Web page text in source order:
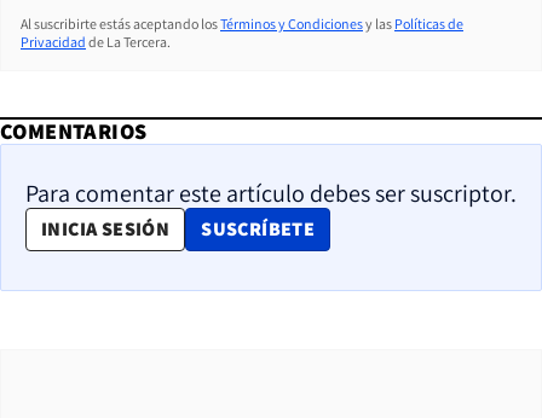
Al suscribirte estás aceptando losTérminos y Condicionesy las Políticas de
Privacidad de La Tercera.
COMENTARIOS
Para comentar este artículo debes ser suscriptor.
INICIA SESIÓN SUSCRÍBETE
OPENS IN NEW WINDOW